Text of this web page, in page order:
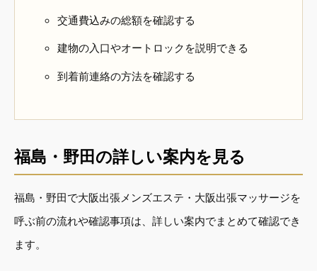
交通費込みの総額を確認する
建物の入口やオートロックを説明できる
到着前連絡の方法を確認する
福島・野田の詳しい案内を見る
福島・野田で大阪出張メンズエステ・大阪出張マッサージを
呼ぶ前の流れや確認事項は、詳しい案内でまとめて確認でき
ます。